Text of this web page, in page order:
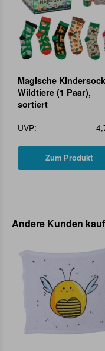
Magische
Wildtiere (1 Paar),
sortiert
UVP:
Zum Produkt
Andere Kunden